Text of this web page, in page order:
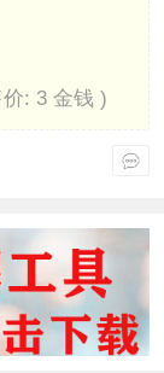
: 3 金钱 )